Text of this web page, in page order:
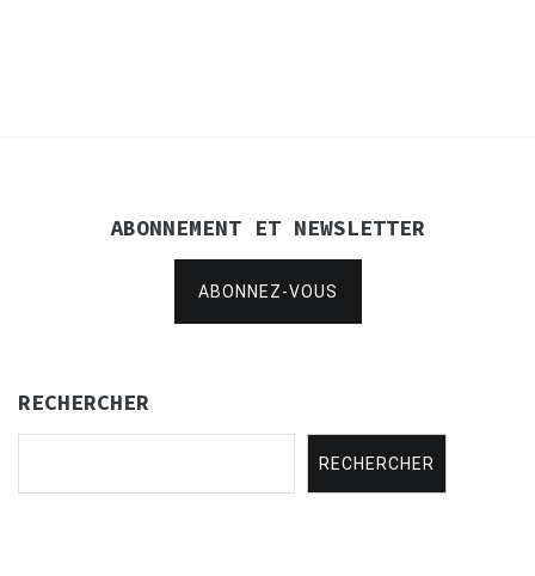
ABONNEMENT ET NEWSLETTER
ABONNEZ-VOUS
RECHERCHER
RECHERCHER